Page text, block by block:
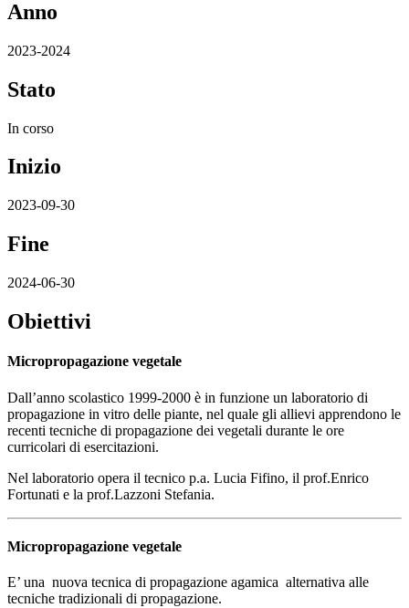
Anno
2023-2024
Stato
In corso
Inizio
2023-09-30
Fine
2024-06-30
Obiettivi
Micropropagazione vegetale
Dall’anno scolastico 1999-2000 è in funzione un laboratorio di
propagazione in vitro delle piante, nel quale gli allievi apprendono le
recenti tecniche di propagazione dei vegetali durante le ore
curricolari di esercitazioni.
Nel laboratorio opera il tecnico p.a. Lucia Fifino, il prof.Enrico
Fortunati e la prof.Lazzoni Stefania.
Micropropagazione vegetale
E’ una nuova tecnica di propagazione agamica alternativa alle
tecniche tradizionali di propagazione.